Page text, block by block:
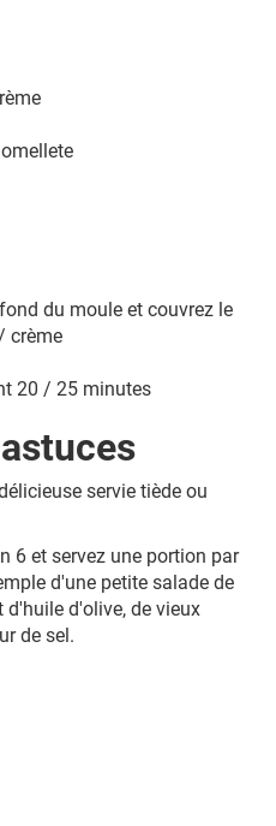
du moule et couvrez le
crème
20 / 25 minutes
servie tiède ou
6 et servez une portion par
d'une petite salade de
d'olive, de vieux
de sel.